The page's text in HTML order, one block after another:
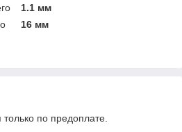
1.1 мм
16 мм
по предоплате.